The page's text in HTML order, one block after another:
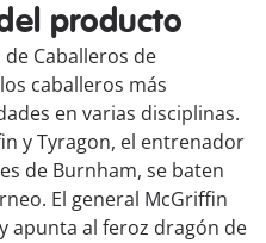
producto
Caballeros de
caballeros más
en varias disciplinas.
y Tyragon, el entrenador
de Burnham, se baten
El general McGriffin
apunta al feroz dragón de